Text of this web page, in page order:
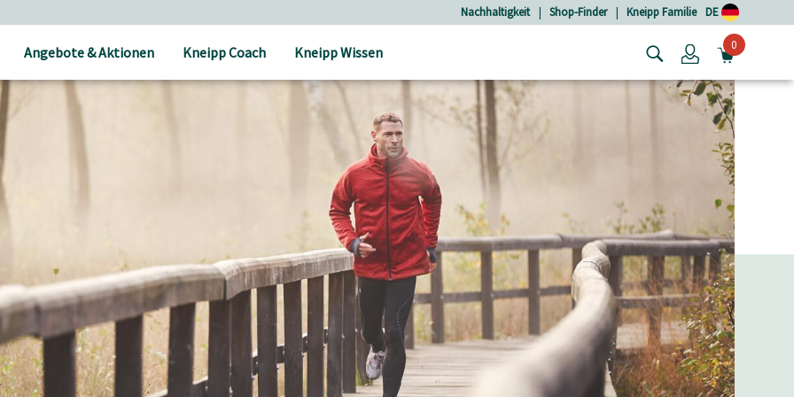
Nachhaltigkeit | Shop-Finder | Kneipp Familie DE
Angebote & Aktionen Kneipp Coach Kneipp Wissen Login0